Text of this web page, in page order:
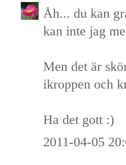
Åh... du kan
kan inte jag
Men det är
ikroppen och
Ha det gott :)
2011-04-05